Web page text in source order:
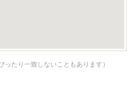
たり一致しないこともあります）